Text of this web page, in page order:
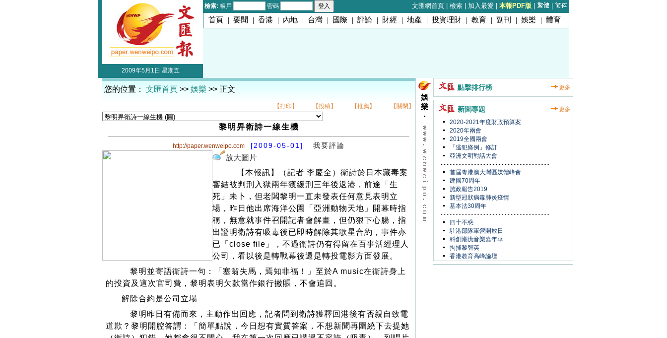
檢索: 帳戶 密碼 文匯網首頁 檢索 加入最愛 本報PDF版
首頁 | 要聞 | 香港 | 內地 | 台灣 | 國際 | 評論 | 財經 | 地產 | 投資理財 | 教育 | 副刊 | 娛樂 | 體育
2009年5月1日 星期五
您的位置： 文匯首頁 >> 娛樂 >> 正文
【打印】 【投稿】 【推薦】 【關閉】
黎明畀衛詩一線生機
http://paper.wenweipo.com [2009-05-01] 我要評論
放大圖片
【本報訊】（記者 李慶全）衛詩於日本藏毒案
審結被判刑入獄兩年獲緩刑三年後返港，前途「生
死」未卜，但老闆黎明一直未發表任何意見表明立
場，昨日他出席海洋公園「亞洲動物天地」開幕時指
稱，無意就事件召開記者會解畫，但仍狠下心腸，指
出證明衛詩有吸毒後已即時解除其歌星合約，事件亦
已「close file」，不過衛詩仍有得留在百事活經理人
公司，看以後是轉戰幕後還是轉投電影方面發展。
黎明並寄語衛詩一句：「塞翁失馬，焉知非福！」至於A music在衛詩身上
的投資及這次官司費，黎明表明欠款當作銀行撇賬，不會追回。
解除合約是公司立場
黎明昨日有備而來，主動作出回應，記者問到衛詩獲釋回港後有否親自致電
道歉？黎明開腔答謂：「簡單點說，今日想有實質答案，不想新聞再圍繞下去提她
娛
樂
點擊排行榜 更多
新聞專題
更多
2020-2021年度財政預算案
2020年兩會
2019全國兩會
「逃犯條例」修訂
亞洲文明對話大會
首屆粵港澳大灣區媒體峰會
建國70周年
施政報告2019
新型冠狀病毒肺炎疫情
基本法30周年
四十不惑
駐港部隊軍營開放日
科創潮流音樂嘉年華
拘捕黎智英
香港教育高峰論壇